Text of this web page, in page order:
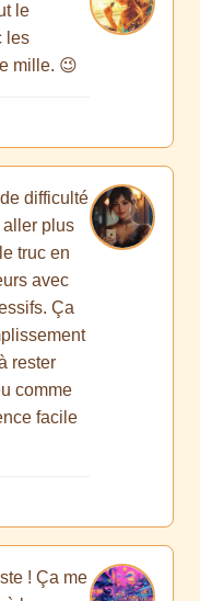
le
les
mille. 😉
difficulté
aller plus
truc en
avec
Ça
rester
comme
facile
! Ça me